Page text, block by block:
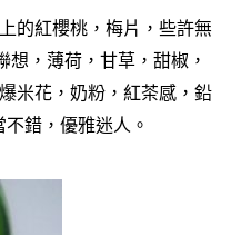
的紅櫻桃，梅片，些許無
，薄荷，甘草，甜椒，
米花，奶粉，紅茶感，鉛
錯，優雅迷人。